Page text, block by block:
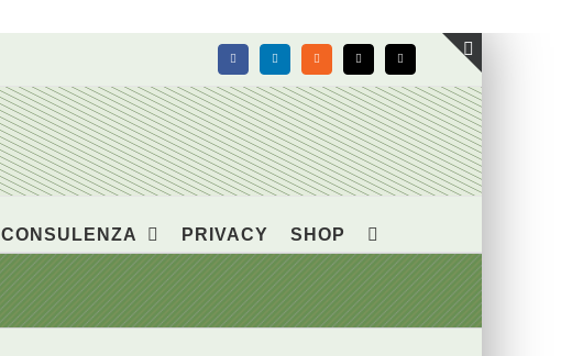
FacebookLinkedIn Rss X Email
CONSULENZA PRIVACY SHOP
Toggle
area
barra
scorrevole